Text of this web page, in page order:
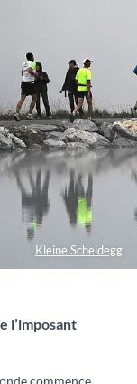
Kleine Scheidegg
l’imposant